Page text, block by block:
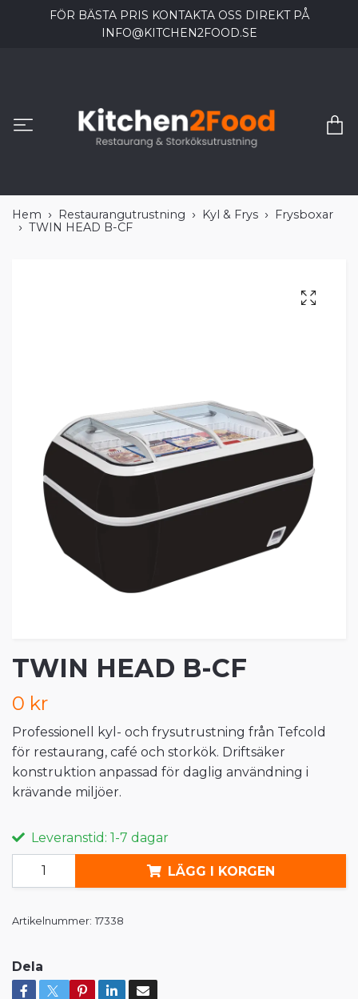
FÖR BÄSTA PRIS KONTAKTA OSS DIREKT PÅ
INFO@KITCHEN2FOOD.SE
Hem Restaurangutrustning Kyl & Frys
Frysboxar
TWIN HEAD B-CF
TWIN HEAD B-CF
0 kr
Professionell kyl- och frysutrustning från Tefcold
för restaurang, café och storkök. Driftsäker
konstruktion anpassad för daglig användning i
krävande miljöer.
Leveranstid: 1-7 dagar
LÄGG I KORGEN
Artikelnummer: 17338
Dela